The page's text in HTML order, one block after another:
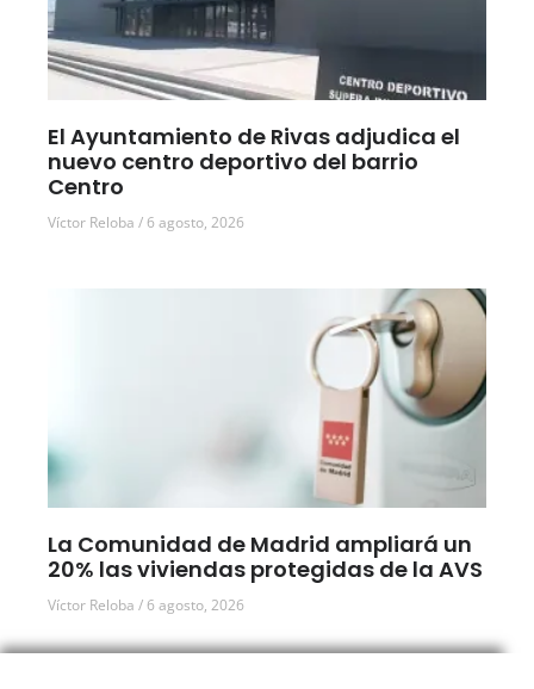
El Ayuntamiento de Rivas adjudica el
nuevo centro deportivo del barrio
Centro
Víctor Reloba 6 agosto, 2026
La Comunidad de Madrid ampliará un
20% las viviendas protegidas de la AVS
Víctor Reloba 6 agosto, 2026